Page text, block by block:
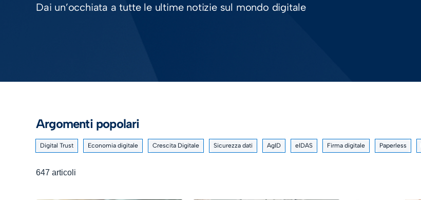
Dai un’occhiata a tutte le ultime notizie sul mondo digitale
Argomenti popolari
Digital Trust Economia digitale Crescita Digitale Sicurezza dati AgID eIDAS Firma digitale Paperless
647 articoli